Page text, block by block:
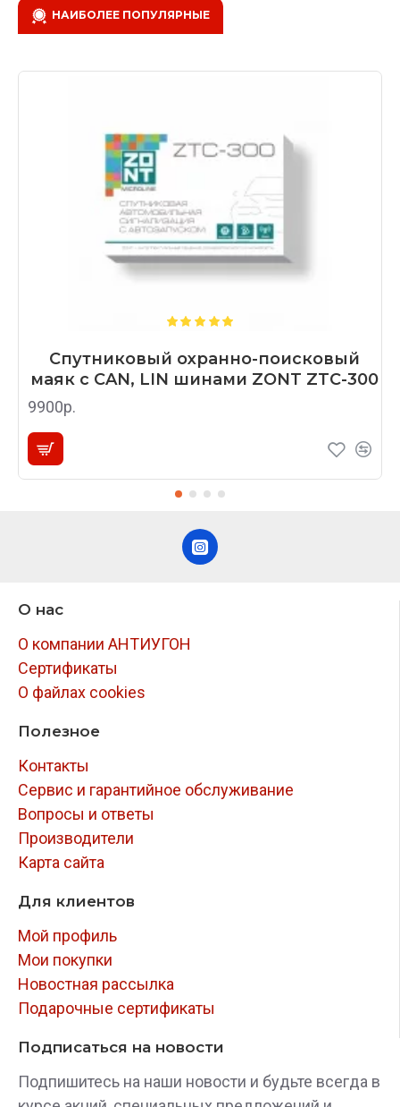
НАИБОЛЕЕ ПОПУЛЯРНЫЕ
Спутниковый охранно-поисковый
маяк с CAN, LIN шинами ZONT ZTC-300
9900р.
О нас
О компании АНТИУГОН
Сертификаты
О файлах cookies
Полезное
Контакты
Сервис и гарантийное обслуживание
Вопросы и ответы
Производители
Карта сайта
Для клиентов
Мой профиль
Мои покупки
Новостная рассылка
Подарочные сертификаты
Подписаться на новости
Подпишитесь на наши новости и будьте всегда в